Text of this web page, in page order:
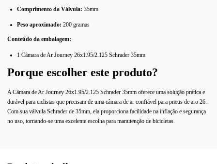
Comprimento da Válvula: 35mm
Peso aproximado: 200 gramas
Conteúdo da embalagem:
1 Câmara de Ar Journey 26x1.95/2.125 Schrader 35mm
Porque escolher este produto?
A Câmara de Ar Journey 26x1.95/2.125 Schrader 35mm oferece uma solução prática e
durável para ciclistas que precisam de uma câmara de ar confiável para pneus de aro 26.
Com sua válvula Schrader de 35mm, ela proporciona facilidade na inflação e segurança
no uso, tornando-se uma excelente escolha para manutenção de bicicletas.